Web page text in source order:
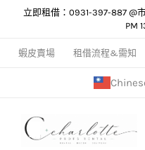
content
立即租借：0931-397-887 @
PM
蝦皮賣場 租借流程&需知